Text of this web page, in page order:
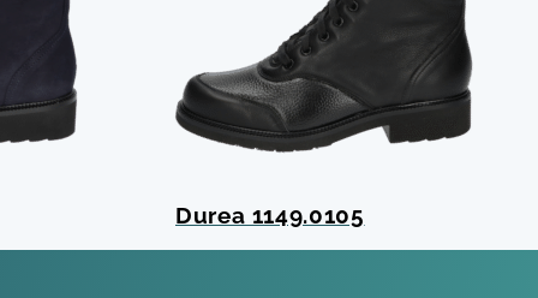
Durea 1149.0105